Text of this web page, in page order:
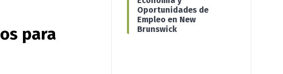
para
Oportunidades de
Empleo en New
Brunswick